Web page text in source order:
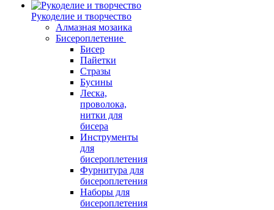
Рукоделие и творчество
Алмазная мозаика
Бисероплетение
Бисер
Пайетки
Стразы
Бусины
Леска,
проволока,
нитки для
бисера
Инструменты
для
бисероплетения
Фурнитура для
бисероплетения
Наборы для
бисероплетения